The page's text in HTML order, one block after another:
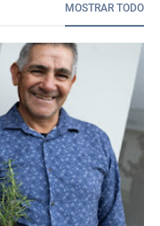
MOSTRAR TODO